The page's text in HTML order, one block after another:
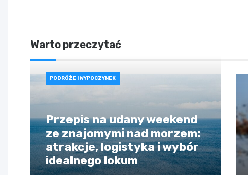
Warto przeczytać
PODRÓŻE I WYPOCZYNEK
Przepis na udany weekend
ze znajomymi nad morzem:
atrakcje, logistyka i wybór
idealnego lokum